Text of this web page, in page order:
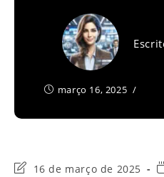
março 16, 2025
Última16 de março de 2025